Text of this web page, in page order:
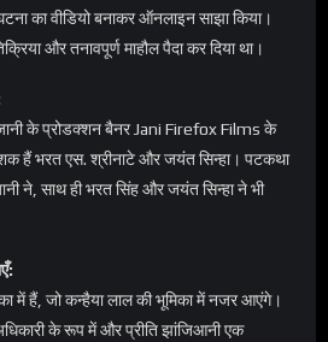
का वीडियो बनाकर ऑनलाइन साझा किया।
और तनावपूर्ण माहौल पैदा कर दिया था।
के प्रोडक्शन बैनर Jani Firefox Films के
हैं भरत एस. श्रीनाटे और जयंत सिन्हा। पटकथा
ने, साथ ही भरत सिंह और जयंत सिन्हा ने भी
में हैं, जो कन्हैया लाल की भूमिका में नजर आएंगे।
के रूप में और प्रीति झांजिआनी एक